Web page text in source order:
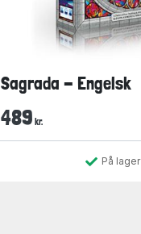
Sagrada - Engelsk
489 kr.
På lager